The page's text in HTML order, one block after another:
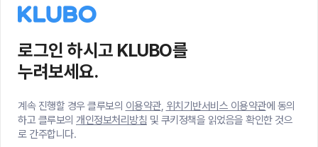
로그인 하시고 KLUBO를
누려보세요.
계속 진행할 경우 클루보의 이용약관, 위치기반서비스 이용약관에 동의
하고 클루보의 개인정보처리방침 및 쿠키정책을 읽었음을 확인한 것으
로 간주합니다.